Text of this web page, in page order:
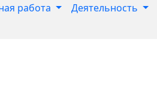
работа Деятельность